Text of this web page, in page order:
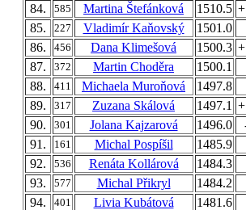
84.
585 Martina Štefánková 1510.5
85.
227 Vladimír Kaňovský
1501.0
86.
456 Dana Klimešová 1500.3
87.
372 Martin Choděra
1500.1
88.
411 Michaela Muroňová
1497.8
89.
317 Zuzana Skálová 1497.1
90.
301 Jolana Kajzarová 1496.0
91.
161 Michal Pospíšil
1485.9
92.
536 Renáta Kollárová
1484.3
93.
577 Michal Přikryl
1484.2
94.
401 Livia Kubátová
1481.6